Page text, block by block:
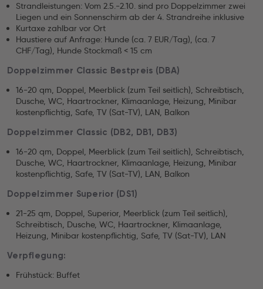
Strandleistungen: Vom 2.5.-2.10. sind pro Doppelzimmer zwei
Liegen und ein Sonnenschirm ab der 4. Strandreihe inklusive
Kurtaxe zahlbar vor Ort
Haustiere auf Anfrage: Hunde (ca. 7 EUR/Tag), (ca. 7
CHF/Tag), Hunde Stockmaß < 15 cm
Doppelzimmer Classic Bestpreis (DBA)
16-20 qm, Doppel, Meerblick (zum Teil seitlich), Schreibtisch,
Dusche, WC, Haartrockner, Klimaanlage, Heizung, Minibar
kostenpflichtig, Safe, TV (Sat-TV), LAN, Balkon
Doppelzimmer Classic (DB2, DB1, DB3)
16-20 qm, Doppel, Meerblick (zum Teil seitlich), Schreibtisch,
Dusche, WC, Haartrockner, Klimaanlage, Heizung, Minibar
kostenpflichtig, Safe, TV (Sat-TV), LAN, Balkon
Doppelzimmer Superior (DS1)
21-25 qm, Doppel, Superior, Meerblick (zum Teil seitlich),
Schreibtisch, Dusche, WC, Haartrockner, Klimaanlage,
Heizung, Minibar kostenpflichtig, Safe, TV (Sat-TV), LAN
Verpflegung:
Frühstück: Buffet